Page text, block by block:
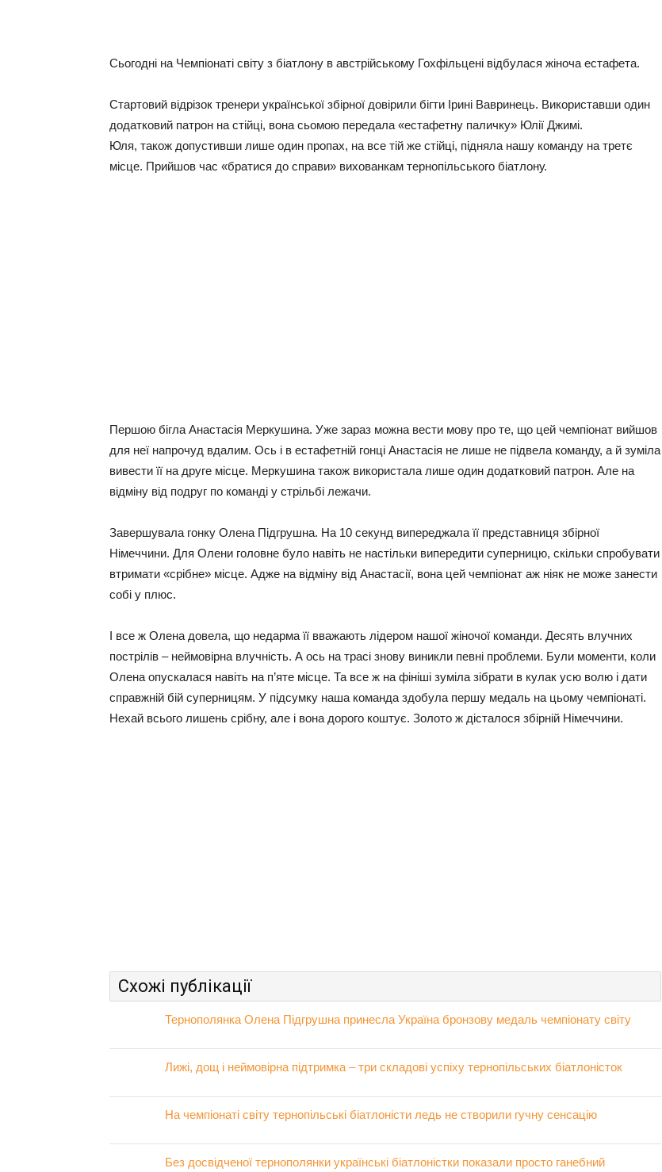
Сьогодні на Чемпіонаті світу з біатлону в австрійському Гохфільцені відбулася жіноча естафета.
Стартовий відрізок тренери української збірної довірили бігти Ірині Вавринець. Використавши один
додатковий патрон на стійці, вона сьомою передала «естафетну паличку» Юлії Джимі.
Юля, також допустивши лише один пропах, на все тій же стійці, підняла нашу команду на третє
місце. Прийшов час «братися до справи» вихованкам тернопільського біатлону.
Першою бігла Анастасія Меркушина. Уже зараз можна вести мову про те, що цей чемпіонат вийшов
для неї напрочуд вдалим. Ось і в естафетній гонці Анастасія не лише не підвела команду, а й зуміла
вивести її на друге місце. Меркушина також використала лише один додатковий патрон. Але на
відміну від подруг по команді у стрільбі лежачи.
Завершувала гонку Олена Підгрушна. На 10 секунд випереджала її представниця збірної
Німеччини. Для Олени головне було навіть не настільки випередити суперницю, скільки спробувати
втримати «срібне» місце. Адже на відміну від Анастасії, вона цей чемпіонат аж ніяк не може занести
собі у плюс.
І все ж Олена довела, що недарма її вважають лідером нашої жіночої команди. Десять влучних
пострілів – неймовірна влучність. А ось на трасі знову виникли певні проблеми. Були моменти, коли
Олена опускалася навіть на п’яте місце. Та все ж на фініші зуміла зібрати в кулак усю волю і дати
справжній бій суперницям. У підсумку наша команда здобула першу медаль на цьому чемпіонаті.
Нехай всього лишень срібну, але і вона дорого коштує. Золото ж дісталося збірній Німеччини.
Схожі публікації
Тернополянка Олена Підгрушна принесла Україна бронзову медаль чемпіонату світу
Лижі, дощ і неймовірна підтримка – три складові успіху тернопільських біатлоністок
На чемпіонаті світу тернопільські біатлоністи ледь не створили гучну сенсацію
Без досвідченої тернополянки українські біатлоністки показали просто ганебний